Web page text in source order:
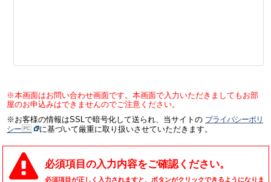
※本画面はお問い合わせ画面です。本画面で入力いただきましてもお部
屋のお申込みはできませんのでご注意ください。
※お客様の情報はSSLで暗号化して送られ、当サイトの プライバシーポリ
シー
に基づいて厳重に取り扱いさせていただきます。
必須項目の入力内容をご確認ください。
必須項目が正しく入力されますと、ボタンがクリックできるようになりま